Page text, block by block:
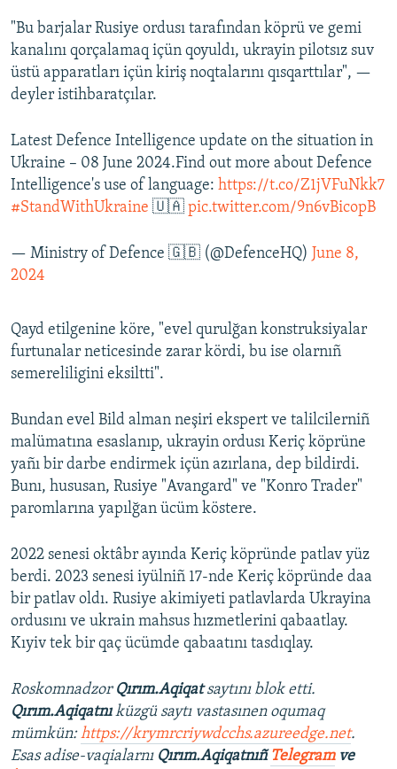
"Bu barjalar Rusiye ordusı tarafından köprü ve gemi
kanalını qorçalamaq içün qoyuldı, ukrayin pilotsız suv
üstü apparatları içün kiriş noqtalarını qısqarttılar", —
deyler istihbaratçılar.
Latest Defence Intelligence update on the situation in
Ukraine – 08 June 2024.Find out more about Defence
Intelligence's use of language: https://t.co/Z1jVFuNkk7
#StandWithUkraine 🇺🇦 pic.twitter.com/9n6vBicopB
— Ministry of Defence 🇬🇧 (@DefenceHQ) June 8,
2024
Qayd etilgenine köre, "evel qurulğan konstruksiyalar
furtunalar neticesinde zarar kördi, bu ise olarnıñ
semereliligini eksiltti".
Bundan evel Bild alman neşiri ekspert ve talilcilerniñ
malümatına esaslanıp, ukrayin ordusı Keriç köprüne
yañı bir darbe endirmek içün azırlana, dep bildirdi.
Bunı, hususan, Rusiye "Avangard" ve "Konro Trader"
paromlarına yapılğan ücüm köstere.
2022 senesi oktâbr ayında Keriç köpründe patlav yüz
berdi. 2023 senesi iyülniñ 17-nde Keriç köpründe daa
bir patlav oldı. Rusiye akimiyeti patlavlarda Ukrayina
ordusını ve ukrain mahsus hızmetlerini qabaatlay.
Kıyiv tek bir qaç ücümde qabaatını tasdıqlay.
Roskomnadzor Qırım.Aqiqatsaytını blok etti.
Qırım.Aqiqatnıküzgü saytı vastasınen oqumaq
mümkün:https://krymrcriywdcchs.azureedge.net.
Esas adise-vaqialarnı Qırım.Aqiqatnıñ Telegramve